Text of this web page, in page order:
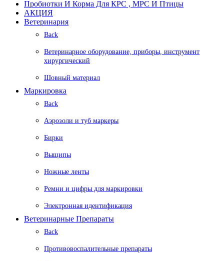
Пробиотки И Корма Для КРС , МРС И Птицы
АКЦИЯ
Ветеринария
Back
Ветеринарное оборудование, приборы, инструмент
хирургический
Шовный материал
Маркировка
Back
Аэрозоли и туб маркеры
Бирки
Выщипы
Ножные ленты
Ремни и цифры для маркировки
Электронная идентификация
Ветеринарные Препараты
Back
Противовоспалительные препараты